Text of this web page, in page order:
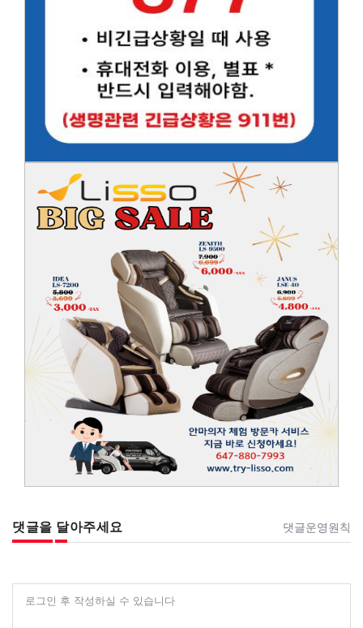
댓글을 달아주세요 댓글운영원칙
로그인 후 작성하실 수 있습니다